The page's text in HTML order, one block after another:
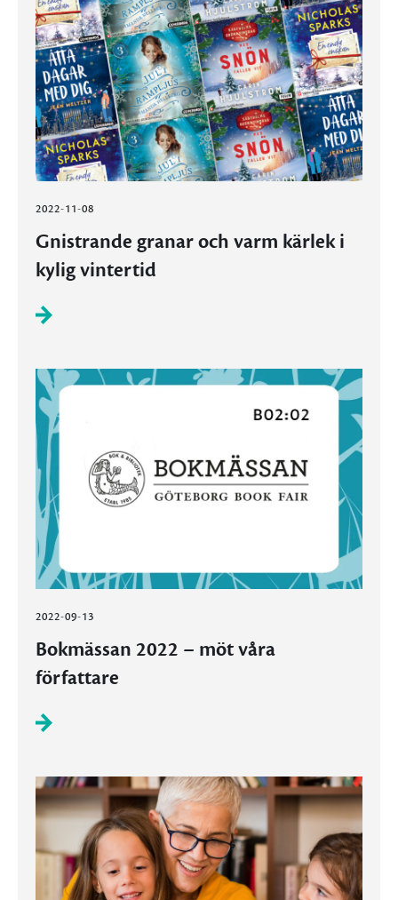
2022-11-08
Gnistrande granar och varm kärlek i
kylig vintertid
2022-09-13
Bokmässan 2022 – möt våra
författare